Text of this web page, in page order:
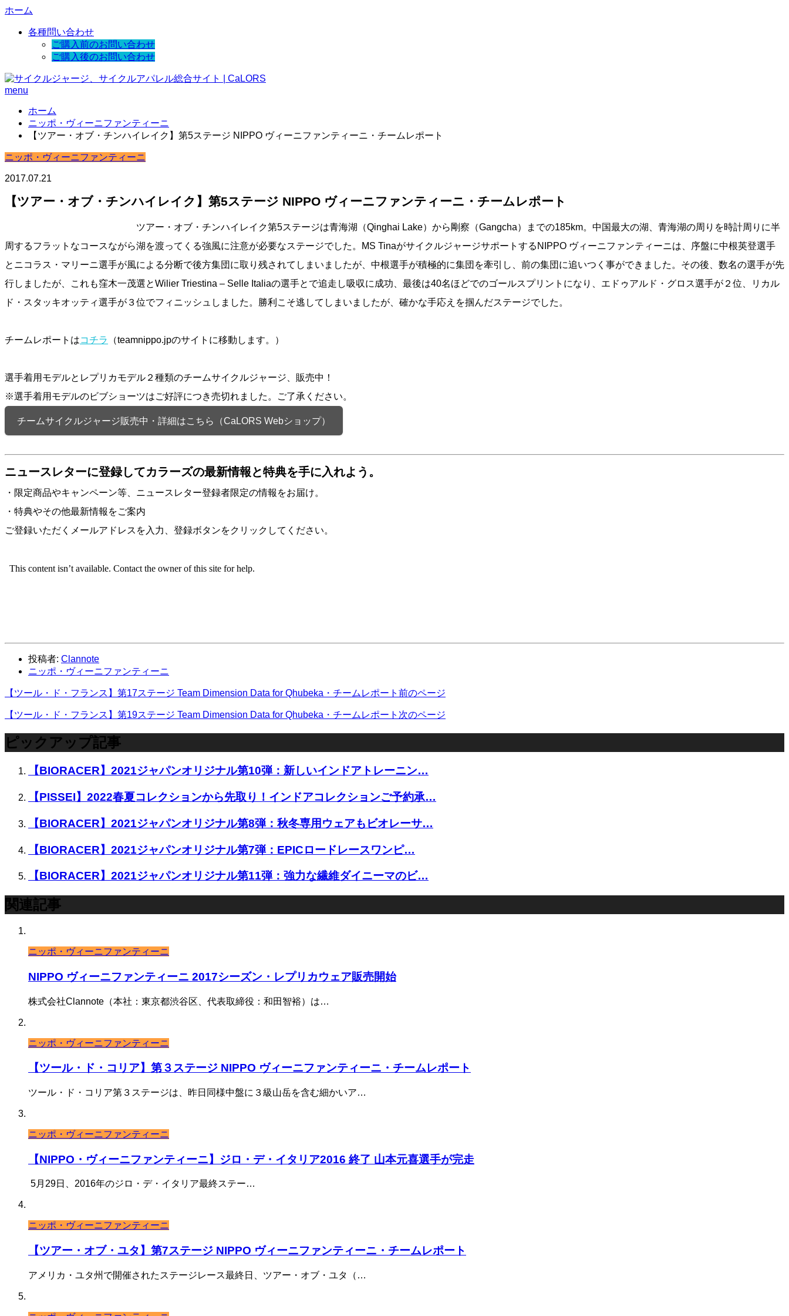
ホーム
各種問い合わせ
ご購入前のお問い合わせ
ご購入後のお問い合わせ
menu
ホーム
ニッポ・ヴィーニファンティーニ
【ツアー・オブ・チンハイレイク】第5ステージ NIPPO ヴィーニファンティーニ・チームレポート
ニッポ・ヴィーニファンティーニ
2017.07.21
【ツアー・オブ・チンハイレイク】第5ステージ NIPPO ヴィーニファンティーニ・チームレポート
ツアー・オブ・チンハイレイク第5ステージは青海湖（Qinghai Lake）から剛察（Gangcha）までの185km。中国最大の湖、青海湖の周りを時計周りに半
周するフラットなコースながら湖を渡ってくる強風に注意が必要なステージでした。MS TinaがサイクルジャージサポートするNIPPO ヴィーニファンティーニは、序盤に中根英登選手
とニコラス・マリーニ選手が風による分断で後方集団に取り残されてしまいましたが、中根選手が積極的に集団を牽引し、前の集団に追いつく事ができました。その後、数名の選手が先
行しましたが、これも窪木一茂選とWilier Triestina – Selle Italiaの選手とで追走し吸収に成功、最後は40名ほどでのゴールスプリントになり、エドゥアルド・グロス選手が２位、リカル
ド・スタッキオッティ選手が３位でフィニッシュしました。勝利こそ逃してしまいましたが、確かな手応えを掴んだステージでした。
チームレポートはコチラ （teamnippo.jpのサイトに移動します。）
選手着用モデルとレプリカモデル２種類のチームサイクルジャージ、販売中！
※選手着用モデルのビブショーツはご好評につき売切れました。ご了承ください。
チームサイクルジャージ販売中・詳細はこちら（CaLORS Webショップ）
ニュースレターに登録してカラーズの最新情報と特典を手に入れよう。
・限定商品やキャンペーン等、ニュースレター登録者限定の情報をお届け。
・特典やその他最新情報をご案内
ご登録いただくメールアドレスを入力、登録ボタンをクリックしてください。
投稿者: Clannote
ニッポ・ヴィーニファンティーニ
【ツール・ド・フランス】第17ステージ Team Dimension Data for Qhubeka・チームレポート 前のページ
【ツール・ド・フランス】第19ステージ Team Dimension Data for Qhubeka・チームレポート 次のページ
ピックアップ記事
【BIORACER】2021ジャパンオリジナル第10弾：新しいインドアトレーニン…
【PISSEI】2022春夏コレクションから先取り！インドアコレクションご予約承…
【BIORACER】2021ジャパンオリジナル第8弾：秋冬専用ウェアもビオレーサ…
【BIORACER】2021ジャパンオリジナル第7弾：EPICロードレースワンピ…
【BIORACER】2021ジャパンオリジナル第11弾：強力な繊維ダイニーマのビ…
関連記事
ニッポ・ヴィーニファンティーニ
NIPPO ヴィーニファンティーニ 2017シーズン・レプリカウェア販売開始
株式会社Clannote（本社：東京都渋谷区、代表取締役：和田智裕）は…
ニッポ・ヴィーニファンティーニ
【ツール・ド・コリア】第３ステージ NIPPO ヴィーニファンティーニ・チームレポート
ツール・ド・コリア第３ステージは、昨日同様中盤に３級山岳を含む細かいア…
ニッポ・ヴィーニファンティーニ
【NIPPO・ヴィーニファンティーニ】ジロ・デ・イタリア2016 終了 山本元喜選手が完走
5月29日、2016年のジロ・デ・イタリア最終ステー…
ニッポ・ヴィーニファンティーニ
【ツアー・オブ・ユタ】第7ステージ NIPPO ヴィーニファンティーニ・チームレポート
アメリカ・ユタ州で開催されたステージレース最終日、ツアー・オブ・ユタ（…